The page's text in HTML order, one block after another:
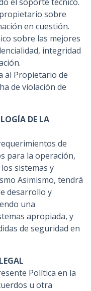
sobre
en cuestión.
sobre las mejores
integridad
al Propietario de
de violación de
DE LA
de
para la operación,
sistemas y
Asimismo, tendrá
desarrollo y
una
apropiada, y
de seguridad en
Política en la
u otra